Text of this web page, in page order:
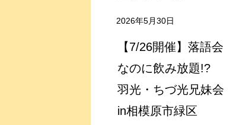
2026年5月30日
【7/26開催】落語会
なのに飲み放題!?
羽光・ちづ光兄妹会
in相模原市緑区